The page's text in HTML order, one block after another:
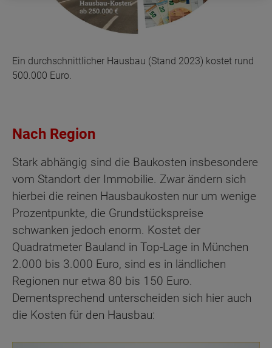
Ein durchschnittlicher Hausbau (Stand 2023) kostet rund
500.000 Euro.
Nach Region
Stark abhängig sind die Baukosten insbesondere
vom Standort der Immobilie. Zwar ändern sich
hierbei die reinen Hausbaukosten nur um wenige
Prozentpunkte, die Grundstückspreise
schwanken jedoch enorm. Kostet der
Quadratmeter Bauland in Top-Lage in München
2.000 bis 3.000 Euro, sind es in ländlichen
Regionen nur etwa 80 bis 150 Euro.
Dementsprechend unterscheiden sich hier auch
die Kosten für den Hausbau: